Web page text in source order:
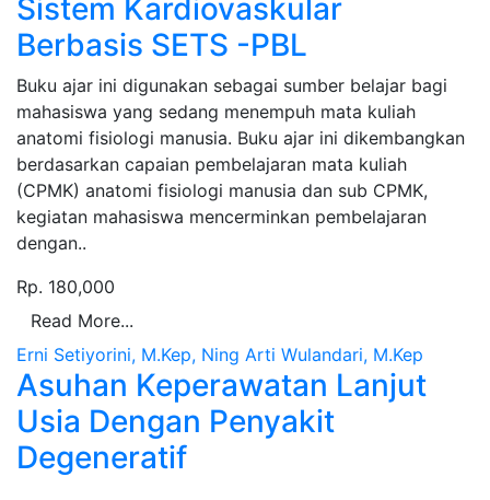
Sistem Kardiovaskular
Berbasis SETS -PBL
Sinopsis :
Buku ajar ini digunakan sebagai sumber belajar bagi
mahasiswa yang sedang menempuh mata kuliah
anatomi fisiologi manusia. Buku ajar ini dikembangkan
berdasarkan capaian pembelajaran mata kuliah
(CPMK) anatomi fisiologi manusia dan sub CPMK,
kegiatan mahasiswa mencerminkan pembelajaran
dengan..
Rp. 180,000
Read More...
Erni Setiyorini, M.Kep, Ning Arti Wulandari, M.Kep
Asuhan Keperawatan Lanjut
Usia Dengan Penyakit
Degeneratif